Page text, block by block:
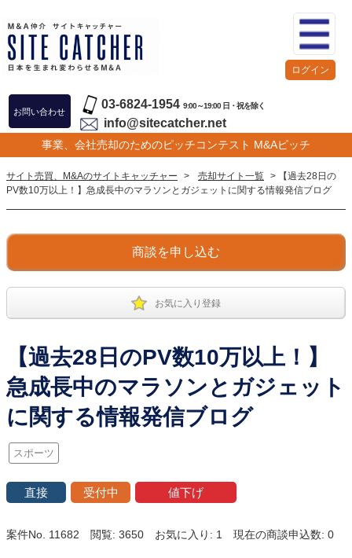
お問い合わせ
03-6824-1954 9:00～19:00 日・祝を除く
info@sitecatcher.net
事業、会社売却のためのピッチコンテスト M&Aピッチ
ログイン
サイト売買、M&Aのサイトキャッチャー > 売却サイト一覧 > 【過去28日の
PV数10万以上！】急成長中のマラソンとガジェットに関する情報発信ブログ
商談を申し込む
お気に入り登録
【過去28日のPV数10万以上！】
急成長中のマラソンとガジェット
に関する情報発信ブログ
スポーツ
直接 受付中 値下げ
案件No. 11682 閲覧: 3650 お気に入り: 1 現在の商談申込数: 0